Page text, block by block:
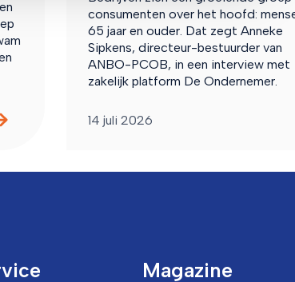
consumenten over het hoofd:
65 jaar en ouder. Dat zegt Anneke
Sipkens, directeur-bestuurder van
ANBO-PCOB, in een interview met
zakelijk platform De Ondernemer.
14 juli 2026
Magazine